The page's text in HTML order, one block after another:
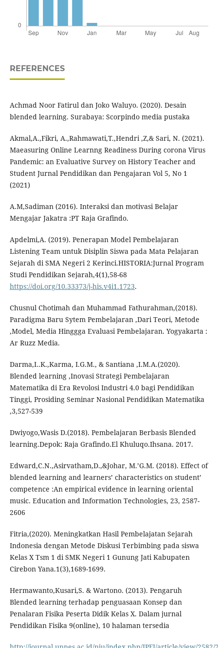
REFERENCES
Achmad Noor Fatirul dan Joko Waluyo. (2020). Desain
blended learning. Surabaya: Scorpindo media pustaka
Akmal,A.,Fikri, A.,Rahmawati,T.,Hendri ,Z,& Sari, N. (2021).
Maeasuring Online Learnng Readiness During corona Virus
Pandemic: an Evaluative Survey on History Teacher and
Student Jurnal Pendidikan dan Pengajaran Vol 5, No 1
(2021)
A.M,Sadiman (2016). Interaksi dan motivasi Belajar
Mengajar Jakatra :PT Raja Grafindo.
Apdelmi,A. (2019). Penerapan Model Pembelajaran
Listening Team untuk Disiplin Siswa pada Mata Pelajaran
Sejarah di SMA Negeri 2 Kerinci.HISTORIA:Jurnal Program
Studi Pendidikan Sejarah,4(1),58-68
https://doi.org/10.33373/j-his.v4i1.1723.
Chusnul Chotimah dan Muhammad Fathurahman,(2018).
Paradigma Baru Sytem Pembelajaran ,Dari Teori, Metode
,Model, Media Hinggga Evaluasi Pembelajaran. Yogyakarta :
Ar Ruzz Media.
Darma,I..K.,Karma, I.G.M., & Santiana ,I.M.A.(2020).
Blended learning ,Inovasi Strategi Pembelajaran
Matematika di Era Revolosi Industri 4.0 bagi Pendidikan
Tinggi, Prosiding Seminar Nasional Pendidikan Matematika
,3,527-539
Dwiyogo,Wasis D.(2018). Pembelajaran Berbasis Blended
learning.Depok: Raja Grafindo.El Khuluqo.Ihsana. 2017.
Edward,C.N.,Asirvatham,D.,&Johar, M.’G.M. (2018). Effect of
blended learning and learners’ characteristics on student’
competence :An empirical evidence in learning oriental
music. Education and Information Technologies, 23, 2587-
2606
Fitria,(2020). Meningkatkan Hasil Pembelajatan Sejarah
Indonesia dengan Metode Diskusi Terbimbing pada siswa
Kelas X Tsm 1 di SMK Negeri 1 Gunung Jati Kabupaten
Cirebon Yana.1(3),1689-1699.
Hermawanto,Kusari,S. & Wartono. (2013). Pengaruh
Blended learning terhadap penguasaan Konsep dan
Penalaran Fisika Peserta Didik Kelas X. Dalam jurnal
Pendidikan Fisika 9(online), 10 halaman tersedia